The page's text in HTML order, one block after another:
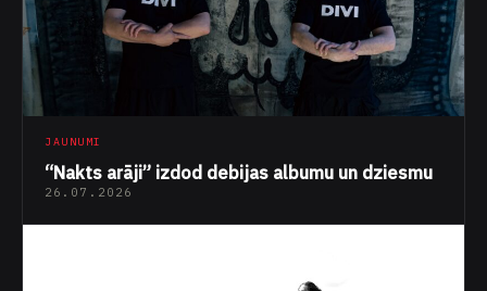
JAUNUMI
“Nakts arāji” izdod debijas albumu un dziesmu
26.07.2026